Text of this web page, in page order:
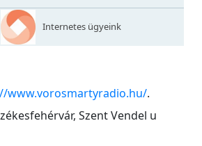
Internetes ügyeink
www.vorosmartyradio.hu/.
Szent Vendel u